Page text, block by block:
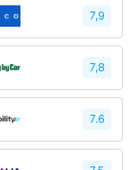
7,9
7,8
7.6